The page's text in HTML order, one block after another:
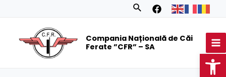
Search
Compania Națională de Căi
Ferate ”CFR” – SA